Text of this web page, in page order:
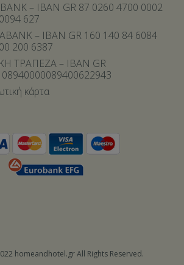
– IBAN GR 87 0260 4700 0002
627
– IBAN GR 160 140 84 6084
200 6387
ΤΡΑΠΕΖΑ – IBAN GR
κάρτα
homeandhotel.gr All Rights Reserved.